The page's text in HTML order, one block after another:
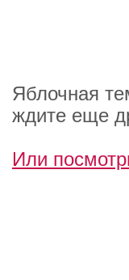
Яблочная
ждите еще
Или